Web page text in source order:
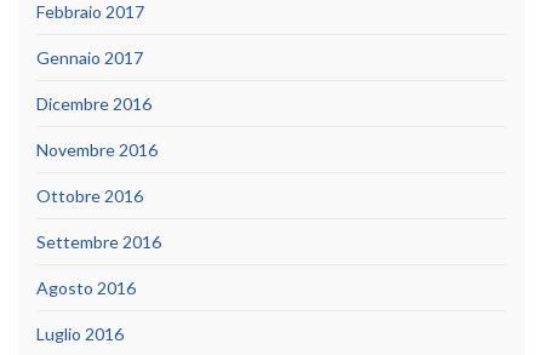
Febbraio 2017
Gennaio 2017
Dicembre 2016
Novembre 2016
Ottobre 2016
Settembre 2016
Agosto 2016
Luglio 2016